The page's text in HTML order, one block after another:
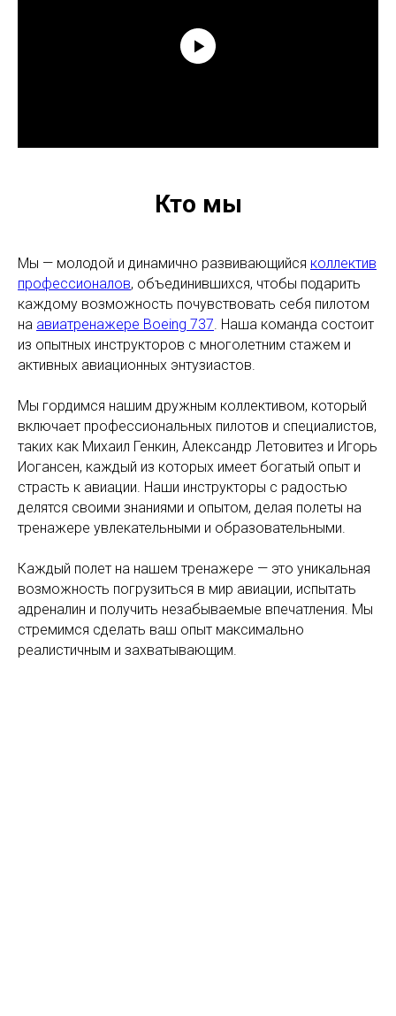
Кто мы
Мы — молодой и динамично развивающийся коллектив
профессионалов, объединившихся, чтобы подарить
каждому возможность почувствовать себя пилотом
на авиатренажере Boeing 737 . Наша команда состоит
из опытных инструкторов с многолетним стажем и
активных авиационных энтузиастов.
Мы гордимся нашим дружным коллективом, который
включает профессиональных пилотов и специалистов,
таких как Михаил Генкин, Александр Летовитез и Игорь
Иогансен, каждый из которых имеет богатый опыт и
страсть к авиации. Наши инструкторы с радостью
делятся своими знаниями и опытом, делая полеты на
тренажере увлекательными и образовательными.
Каждый полет на нашем тренажере — это уникальная
возможность погрузиться в мир авиации, испытать
адреналин и получить незабываемые впечатления. Мы
стремимся сделать ваш опыт максимально
реалистичным и захватывающим.